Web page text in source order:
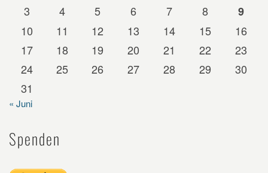
3
4 5 6 7 8
9
10
11 12 13 14 15
16
17
18 19 20 21 22
23
24
25 26 27 28 29
30
31
« Juni
Spenden